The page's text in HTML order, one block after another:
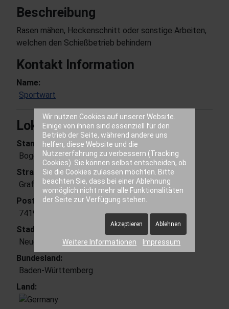
Beschreibung
Rasen mähen, Heckenschnitt oder sonstige Arbeiten,
welchen den Schießbetrieb behindern
Kontakt Information
Name:
Sportwart
Lokalität
Standort:
Bogenplatz NBAV
Straße:
Graf-von-Düren-Straße
Postleitzahl:
74196
Stadt:
Neuenstadt am Kocher
Bundesland:
Baden-Württemberg
Land:
Wir nutzen Cookies auf unserer Website.
Einige von ihnen sind essenziell für den
Betrieb der Seite, während andere uns
helfen, diese Website und die
Nutzererfahrung zu verbessern (Tracking
Cookies). Sie können selbst entscheiden, ob
Sie die Cookies zulassen möchten. Bitte
beachten Sie, dass bei einer Ablehnung
womöglich nicht mehr alle Funktionalitäten
der Seite zur Verfügung stehen.
Akzeptieren Ablehnen
Weitere Informationen Impressum